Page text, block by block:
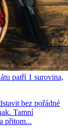
patří 1 surovina,
bez pořádné
Tamní
přitom...